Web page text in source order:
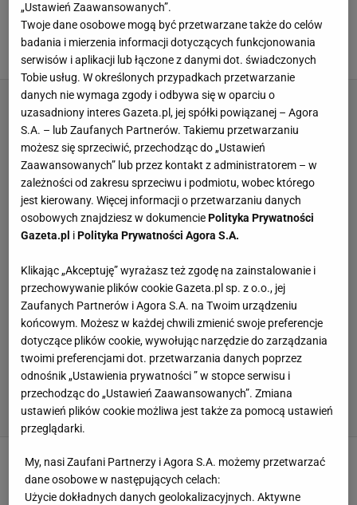
Wielkanocne ciasta według Anny Starmach:
sernik z trzech składników i puszyste ciasto
cytrynowe
MATERIAŁ PROMOCYJNY PR
Na ten przepis czekali wszyscy. Magda Gessler
zdradza, jak wykonać piernik
MATERIAŁ PROMOCYJNY PR
„Ustawień Zaawansowanych”.
Twoje dane osobowe mogą być przetwarzane także do celów
badania i mierzenia informacji dotyczących funkcjonowania
serwisów i aplikacji lub łączone z danymi dot. świadczonych
Tobie usług. W określonych przypadkach przetwarzanie
danych nie wymaga zgody i odbywa się w oparciu o
uzasadniony interes Gazeta.pl, jej spółki powiązanej – Agora
S.A. – lub Zaufanych Partnerów. Takiemu przetwarzaniu
możesz się sprzeciwić, przechodząc do „Ustawień
Zaawansowanych” lub przez kontakt z administratorem – w
zależności od zakresu sprzeciwu i podmiotu, wobec którego
jest kierowany. Więcej informacji o przetwarzaniu danych
osobowych znajdziesz w dokumencie Polityka Prywatności
Gazeta.pl i Polityka Prywatności Agora S.A.
Klikając „Akceptuję” wyrażasz też zgodę na zainstalowanie i
przechowywanie plików cookie Gazeta.pl sp. z o.o., jej
Zaufanych Partnerów i Agora S.A. na Twoim urządzeniu
końcowym. Możesz w każdej chwili zmienić swoje preferencje
dotyczące plików cookie, wywołując narzędzie do zarządzania
twoimi preferencjami dot. przetwarzania danych poprzez
odnośnik „Ustawienia prywatności ” w stopce serwisu i
przechodząc do „Ustawień Zaawansowanych”. Zmiana
ustawień plików cookie możliwa jest także za pomocą ustawień
przeglądarki.
My, nasi Zaufani Partnerzy i Agora S.A. możemy przetwarzać
dane osobowe w następujących celach:
Użycie dokładnych danych geolokalizacyjnych. Aktywne